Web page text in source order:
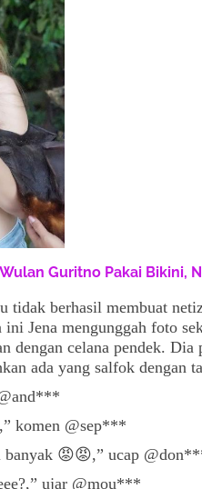
Guritno Pakai Bikini,
tidak berhasil membuat
ini Jena mengunggah foto
dengan celana pendek. Dia
ada yang salfok dengan
komen @sep***
banyak 😡😡,” ucap
ujar @mou***